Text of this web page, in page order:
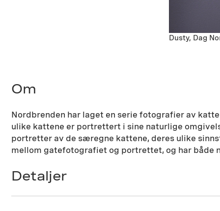
Dusty, Dag
Om
Nordbrenden har laget en serie fotografier av
ulike kattene er portrettert i sine naturlige
portretter av de særegne kattene, deres ulike
mellom gatefotografiet og portrettet, og har både
Detaljer